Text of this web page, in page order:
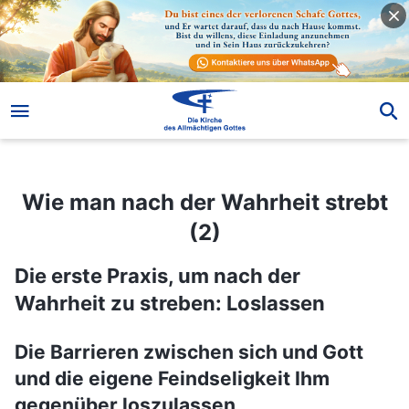
Wie man nach der Wahrheit strebt (2)
Wie man nach der Wahrheit strebt
(2)
Die erste Praxis, um nach der
Wahrheit zu streben: Loslassen
Die Barrieren zwischen sich und Gott
und die eigene Feindseligkeit Ihm